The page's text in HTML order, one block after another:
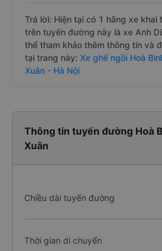
Trả lời: Hiện tại có 1 hãng xe
trên tuyến đường này là xe Anh
thể tham khảo thêm thông tin và
tại trang này: Xe ghế ngồi Hoà
Xuân - Hà Nội
Thông tin tuyến đường Hoà
Xuân
Chiều dài tuyến đường
Thời gian di chuyển